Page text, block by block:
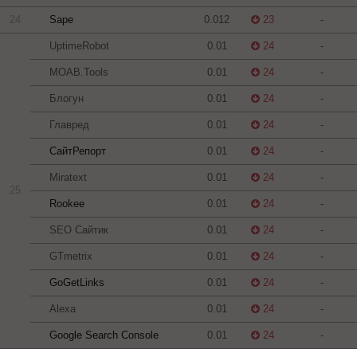
24 Sape 0.012 23 -
25
UptimeRobot 0.01 24 -
MOAB.Tools 0.01 24 -
Блогун 0.01 24 -
Главред 0.01 24 -
СайтРепорт 0.01 24 -
Miratext 0.01 24 -
Rookee 0.01 24 -
SEO Сайтик 0.01 24 -
GTmetrix 0.01 24 -
GoGetLinks 0.01 24 -
Alexa 0.01 24 -
Google Search Console 0.01 24 -